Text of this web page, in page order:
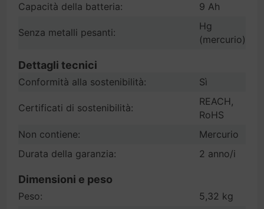
Capacità della batteria:
9 Ah
Senza metalli pesanti:
Hg
(mercurio)
Dettagli tecnici
Conformità alla sostenibilità: Sì
Certificati di sostenibilità:
REACH,
RoHS
Non contiene:
Mercurio
Durata della garanzia:
2 anno/i
Dimensioni e peso
Peso:
5,32 kg